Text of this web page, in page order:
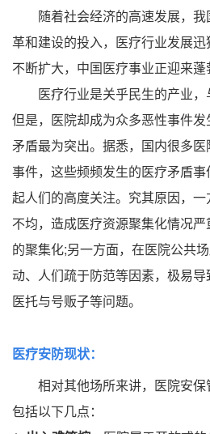
随着社会经济的高速发展，我
革和建设的投入，医疗行业发展
不断扩大，中国医疗事业正迎来蓬
医疗行业是关乎民生的产业，
但是，医院却成为众多恶性事件
矛盾最为突出。据悉，国内很多
事件，这些频频发生的医疗矛盾
起人们的高度关注。究其原因，
不均，造成医疗资源聚集化情况
的聚集化;另一方面，在医院公共
动、人们疏于防范等因素，极易导
医托与号贩子等问题。
医疗安防现状：
相对其他场所来讲，医院安保
包括以下几点：